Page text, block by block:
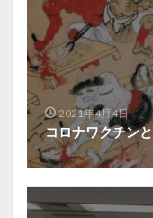
2021年4月4日
コロナワクチン